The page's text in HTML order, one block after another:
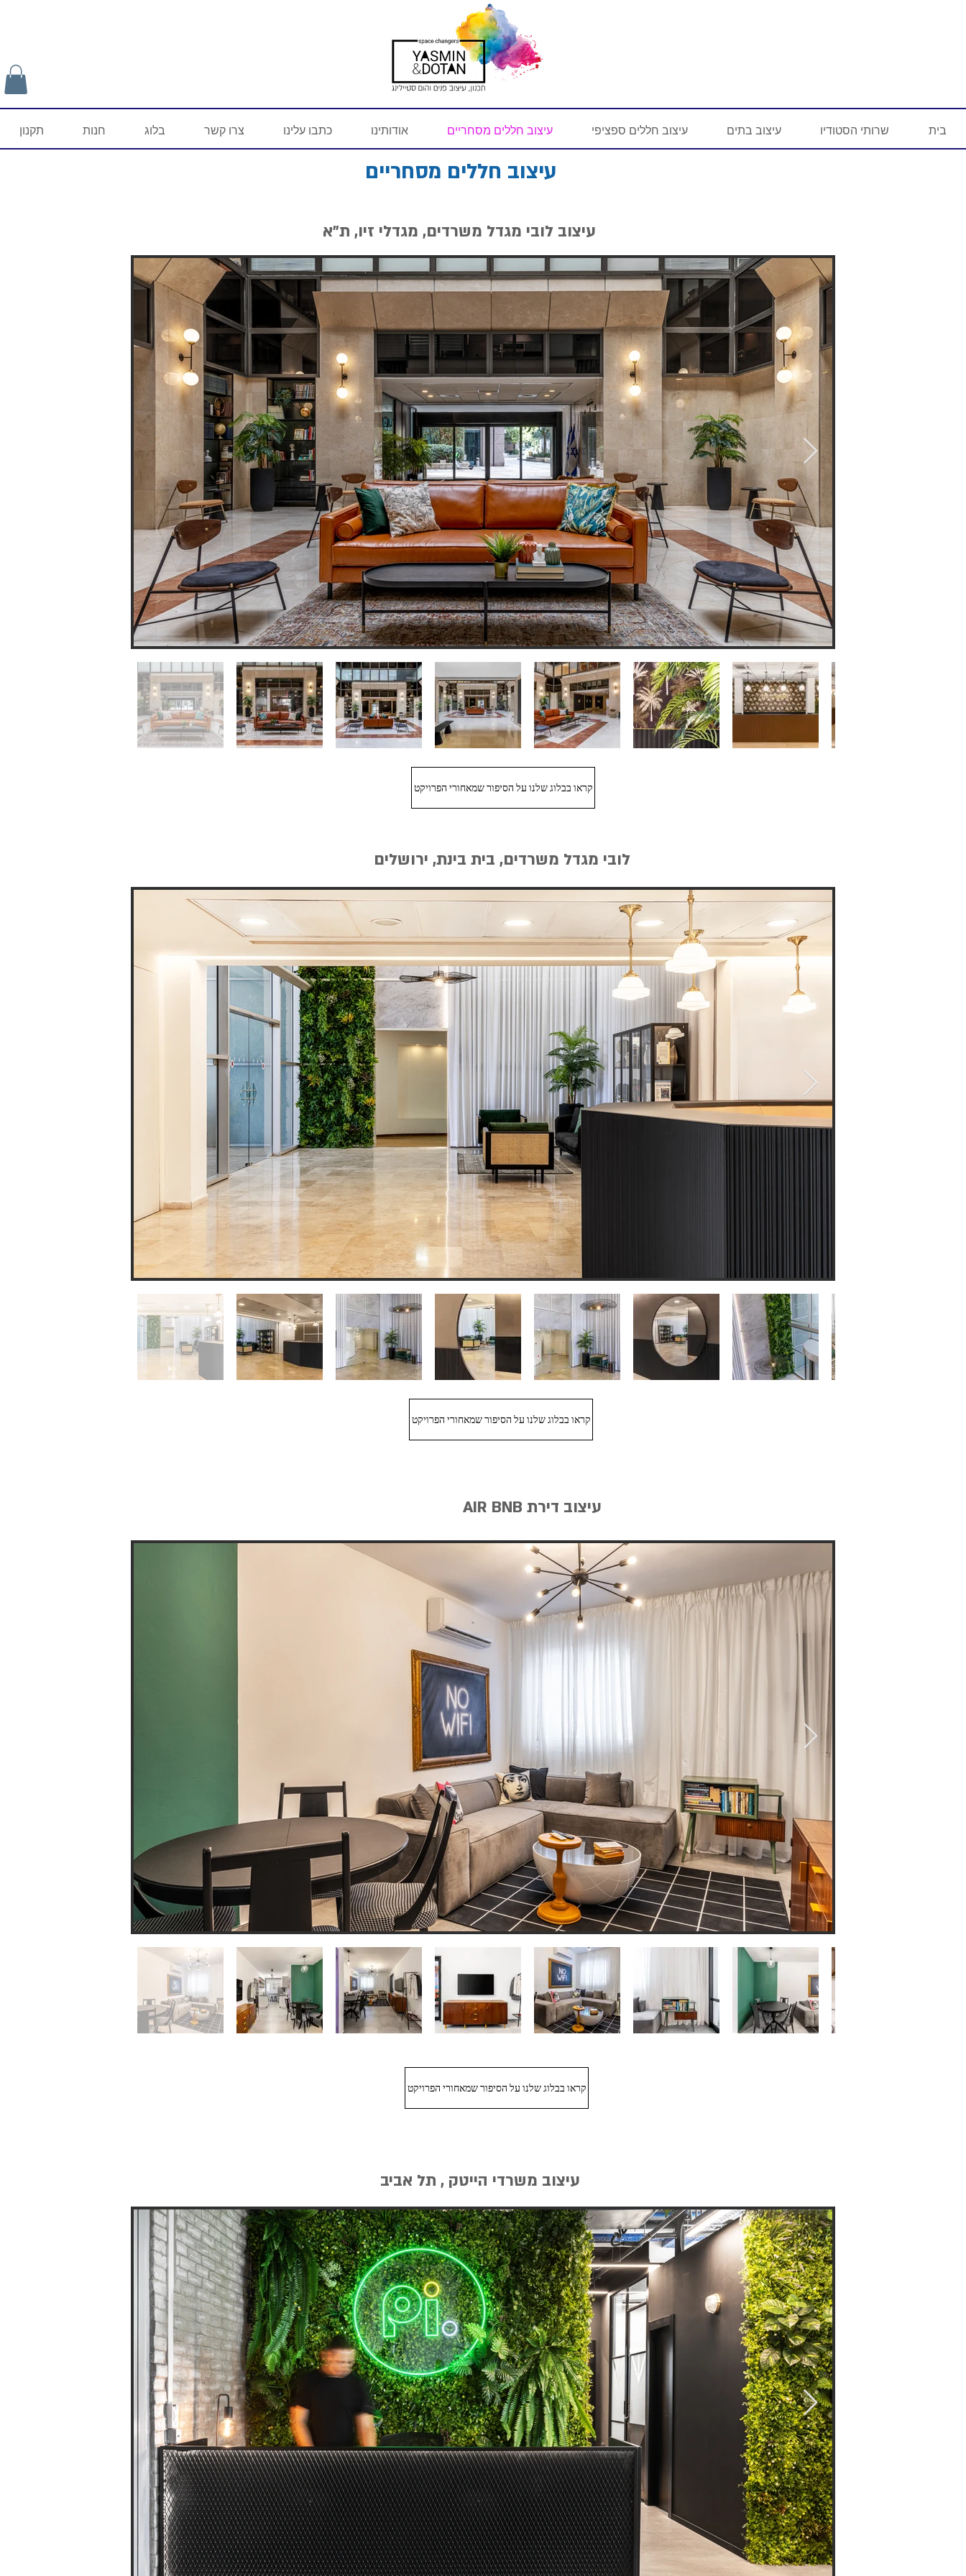
בית שרותי הסטודיו עיצוב בתים עיצוב חללים ספציפי עיצוב חללים מסחריים אודותינו כתבו עלינו צרו קשר בלוג חנות תקנון
עיצוב חללים מסחריים
עיצוב לובי מגדל משרדים, מגדלי זיו, ת"א
קראו בבלוג שלנו על הסיפור שמאחורי הפרויקט
לובי מגדל משרדים, בית בינת, ירושלים
קראו בבלוג שלנו על הסיפור שמאחורי הפרויקט
עיצוב דירת AIR BNB
קראו בבלוג שלנו על הסיפור שמאחורי הפרויקט
עיצוב משרדי הייטק , תל אביב